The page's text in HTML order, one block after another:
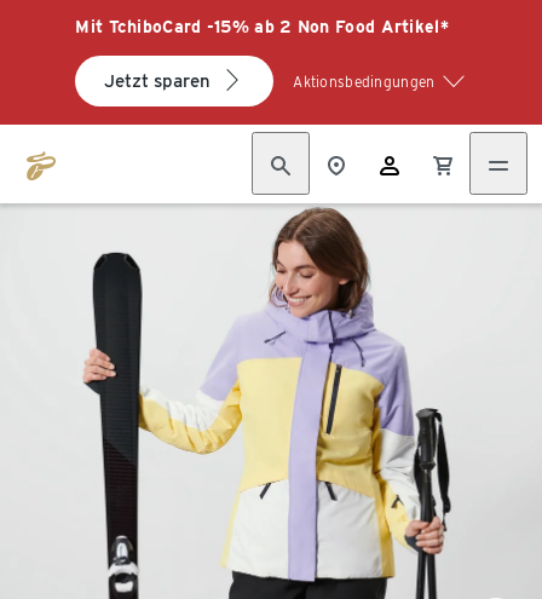
Mit TchiboCard -15% ab 2 Non Food Artikel*
Jetzt sparen Aktionsbedingungen